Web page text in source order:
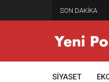
SON DAKİKA
SİYASET